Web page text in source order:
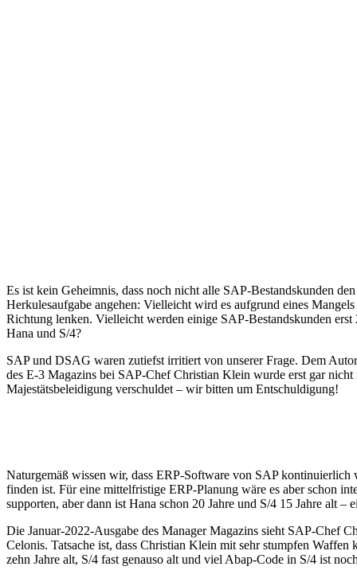
Es ist kein Geheimnis, dass noch nicht alle SAP-Bestandskunden
Herkulesaufgabe angehen: Vielleicht wird es aufgrund eines
Richtung lenken. Vielleicht werden einige SAP-Bestandskunden
Hana und S/4?
SAP und DSAG waren zutiefst irritiert von unserer Frage. Dem
des E-3 Magazins bei SAP-Chef Christian Klein wurde erst gar
Majestätsbeleidigung verschuldet – wir bitten um Entschuldigung!
Naturgemäß wissen wir, dass ERP-Software von SAP
finden ist. Für eine mittelfristige ERP-Planung wäre es aber schon
supporten, aber dann ist Hana schon 20 Jahre und S/4 15 Jahre alt
Die Januar-2022-Ausgabe des Manager Magazins sieht SAP-Chef
Celonis. Tatsache ist, dass Christian Klein mit sehr stumpfen
zehn Jahre alt, S/4 fast genauso alt und viel Abap-Code in S/4 ist